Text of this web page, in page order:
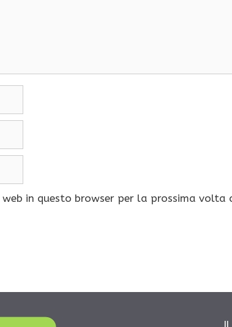
in questo browser per la prossima volta